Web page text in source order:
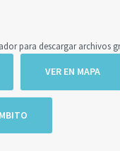
para descargar archivos
VER EN MAPA